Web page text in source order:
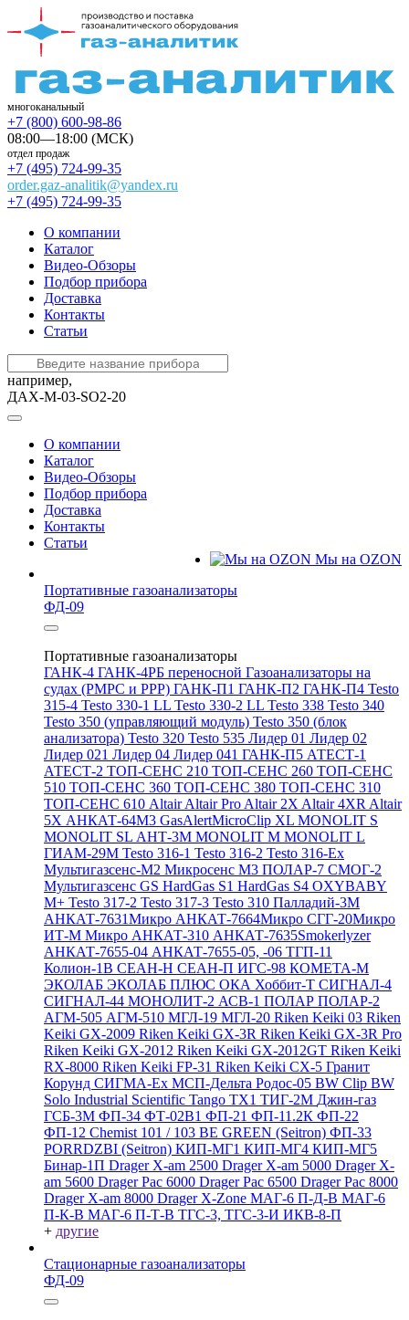
многоканальный
+7 (800) 600-98-86
08:00—18:00 (МСК)
отдел продаж
+7 (495) 724-99-35
order.gaz-analitik@yandex.ru
+7 (495) 724-99-35
О компании
Каталог
Видео-Обзоры
Подбор прибора
Доставка
Контакты
Статьи
например,
ДАХ-М-03-SO2-20
О компании
Каталог
Видео-Обзоры
Подбор прибора
Доставка
Контакты
Статьи
Мы на OZON
Портативные газоанализаторы
ФД-09
Портативные газоанализаторы
ГАНК-4 ГАНК-4РБ переносной Газоанализаторы на
судах (РМРС и РРР) ГАНК-П1 ГАНК-П2 ГАНК-П4 Testo
315-4 Testo 330-1 LL Testo 330-2 LL Testo 338 Testo 340
Testo 350 (управляющий модуль) Testo 350 (блок
анализатора) Testo 320 Testo 535 Лидер 01 Лидер 02
Лидер 021 Лидер 04 Лидер 041 ГАНК-П5 АТЕСТ-1
АТЕСТ-2 ТОП-СЕНС 210 ТОП-СЕНС 260 ТОП-СЕНС
510 ТОП-СЕНС 360 ТОП-СЕНС 380 ТОП-СЕНС 310
ТОП-СЕНС 610 AltairAltair Pro Altair 2X Altair 4XR Altair
5X АНКАТ-64М3 GasAlertMicroClip XL MONOLIT S
MONOLIT SL АНТ-3М MONOLIT M MONOLIT L
ГИАМ-29М Testo 316-1 Testo 316-2 Testo 316-Ex
Мультигазсенс-М2 Микросенс М3 ПОЛАР-7 СМОГ-2
Мультигазсенс GS HardGas S1 HardGas S4 OXYBABY
M+ Testo 317-2 Testo 317-3 Testo 310 Палладий-3М
АНКАТ-7631Микро АНКАТ-7664Микро СГГ-20Микро
ИТ-М Микро АНКАТ-310 АНКАТ-7635Smokerlyzer
АНКАТ-7655-04 АНКАТ-7655-05, -06 ТГП-11
Колион-1В СЕАН-Н СЕАН-П ИГС-98 КОМЕТА-М
ЭКОЛАБ ЭКОЛАБ ПЛЮС ОКА Хоббит-Т СИГНАЛ-4
СИГНАЛ-44 МОНОЛИТ-2 АСВ-1 ПОЛАР ПОЛАР-2
АГМ-505 АГМ-510 МГЛ-19 МГЛ-20 Riken Keiki 03 Riken
Keiki GX-2009 Riken Keiki GX-3R Riken Keiki GX-3R Pro
Riken Keiki GX-2012 Riken Keiki GX-2012GT Riken Keiki
RX-8000 Riken Keiki FP-31 Riken Keiki CX-5 Гранит
Корунд СИГМА-Ех МСП-Дельта Родос-05 BW Clip BW
Solo Industrial Scientific Tango TX1 ТИГ-2М Джин-газ
ГСБ-3М ФП-34 ФТ-02В1 ФП-21 ФП-11.2К ФП-22
ФП-12 Chemist 101 / 103 BE GREEN (Seitron) ФП-33
PORRDZBI (Seitron) КИП-МГ1 КИП-МГ4 КИП-МГ5
Бинар-1П Drager X-am 2500 Drager X-am 5000 Drager X-
am 5600 Drager Pac 6000 Drager Pac 6500 Drager Pac 8000
Drager X-am 8000 Drager X-Zone МАГ-6 П-Д-В МАГ-6
П-К-В МАГ-6 П-Т-В ТГС-3, ТГС-3-И ИКВ-8-П
+ другие
Стационарные газоанализаторы
ФД-09